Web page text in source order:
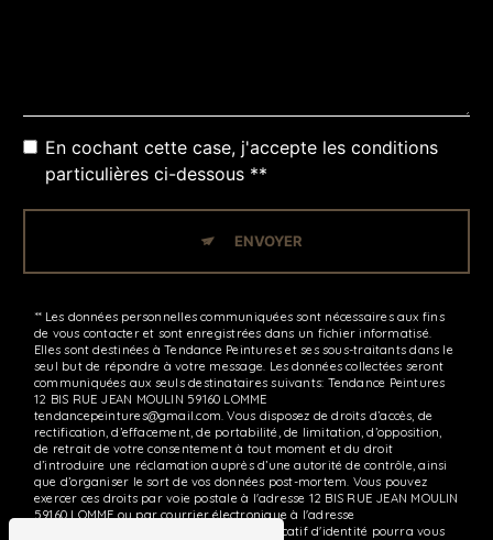
En cochant cette case, j'accepte les conditions
particulières ci-dessous **
ENVOYER
** Les données personnelles communiquées sont nécessaires aux fins
de vous contacter et sont enregistrées dans un fichier informatisé.
Elles sont destinées à Tendance Peintures et ses sous-traitants dans le
seul but de répondre à votre message. Les données collectées seront
communiquées aux seuls destinataires suivants: Tendance Peintures
12 BIS RUE JEAN MOULIN 59160 LOMME
tendancepeintures@gmail.com. Vous disposez de droits d’accès, de
rectification, d’effacement, de portabilité, de limitation, d’opposition,
de retrait de votre consentement à tout moment et du droit
d’introduire une réclamation auprès d’une autorité de contrôle, ainsi
que d’organiser le sort de vos données post-mortem. Vous pouvez
exercer ces droits par voie postale à l'adresse 12 BIS RUE JEAN MOULIN
59160 LOMME ou par courrier électronique à l'adresse
tendancepeintures@gmail.com. Un justificatif d'identité pourra vous